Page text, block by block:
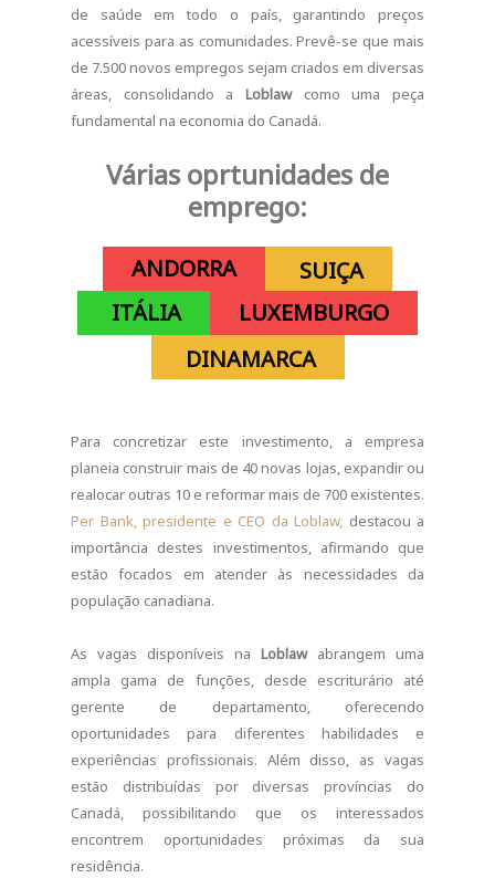
de saúde em todo o país, garantindo preços
acessíveis para as comunidades. Prevê-se que mais
de 7.500 novos empregos sejam criados em diversas
áreas, consolidando a Loblawcomo uma peça
fundamental na economia do Canadá.
Várias oprtunidades de
emprego:
ANDORRA
SUIÇA
ITÁLIA
LUXEMBURGO
DINAMARCA
Para concretizar este investimento, a empresa
planeia construir mais de 40 novas lojas, expandir ou
realocar outras 10 e reformar mais de 700 existentes.
Per Bank, presidente e CEO da Loblaw, destacou a
importância destes investimentos, afirmando que
estão focados em atender às necessidades da
população canadiana.
As vagas disponíveis na Loblawabrangem uma
ampla gama de funções, desde escriturário até
gerente de departamento, oferecendo
oportunidades para diferentes habilidades e
experiências profissionais. Além disso, as vagas
estão distribuídas por diversas províncias do
Canadá, possibilitando que os interessados
encontrem oportunidades próximas da sua
residência.